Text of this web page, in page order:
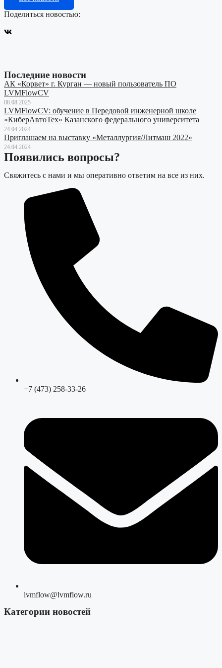
Поделиться новостью:
Последние новости
АК «Корвет» г. Курган — новый пользователь ПО
LVMFlowCV
08.08.2025
LVMFlowCV: обучение в Передовой инженерной школе
«КиберАвтоТех» Казанского федерального университета
24.04.2024
Приглашаем на выставку «Металлургия/Литмаш 2022»
24.04.2024
Появились вопросы?
Свяжитесь с нами и мы оперативно ответим на все из них.
+7 (473) 258-33-26
lvmflow@lvmflow.ru
Категории новостей